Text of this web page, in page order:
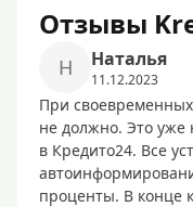
Отзывы
Н Наталья
11.12.2023
При
не должно. Это уже
в Кредито24. Все
проценты. В конце